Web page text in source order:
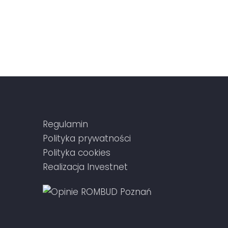
Regulamin
Polityka prywatności
Polityka cookies
Realizacja Investnet